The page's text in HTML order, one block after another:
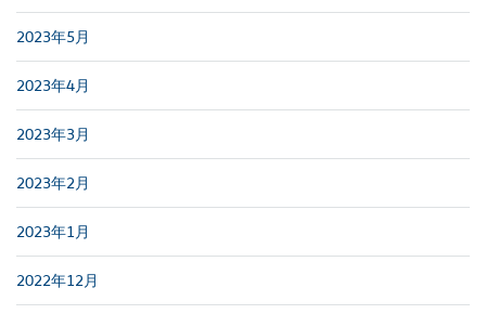
2023年5月
2023年4月
2023年3月
2023年2月
2023年1月
2022年12月